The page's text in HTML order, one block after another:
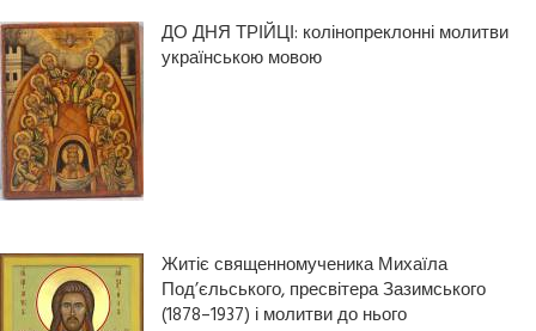
ДО ДНЯ ТРІЙЦІ: колінопреклонні молитви
українською мовою
Житіє священномученика Михаїла
Под’єльського, пресвітера Зазимського
(1878–1937) і молитви до нього